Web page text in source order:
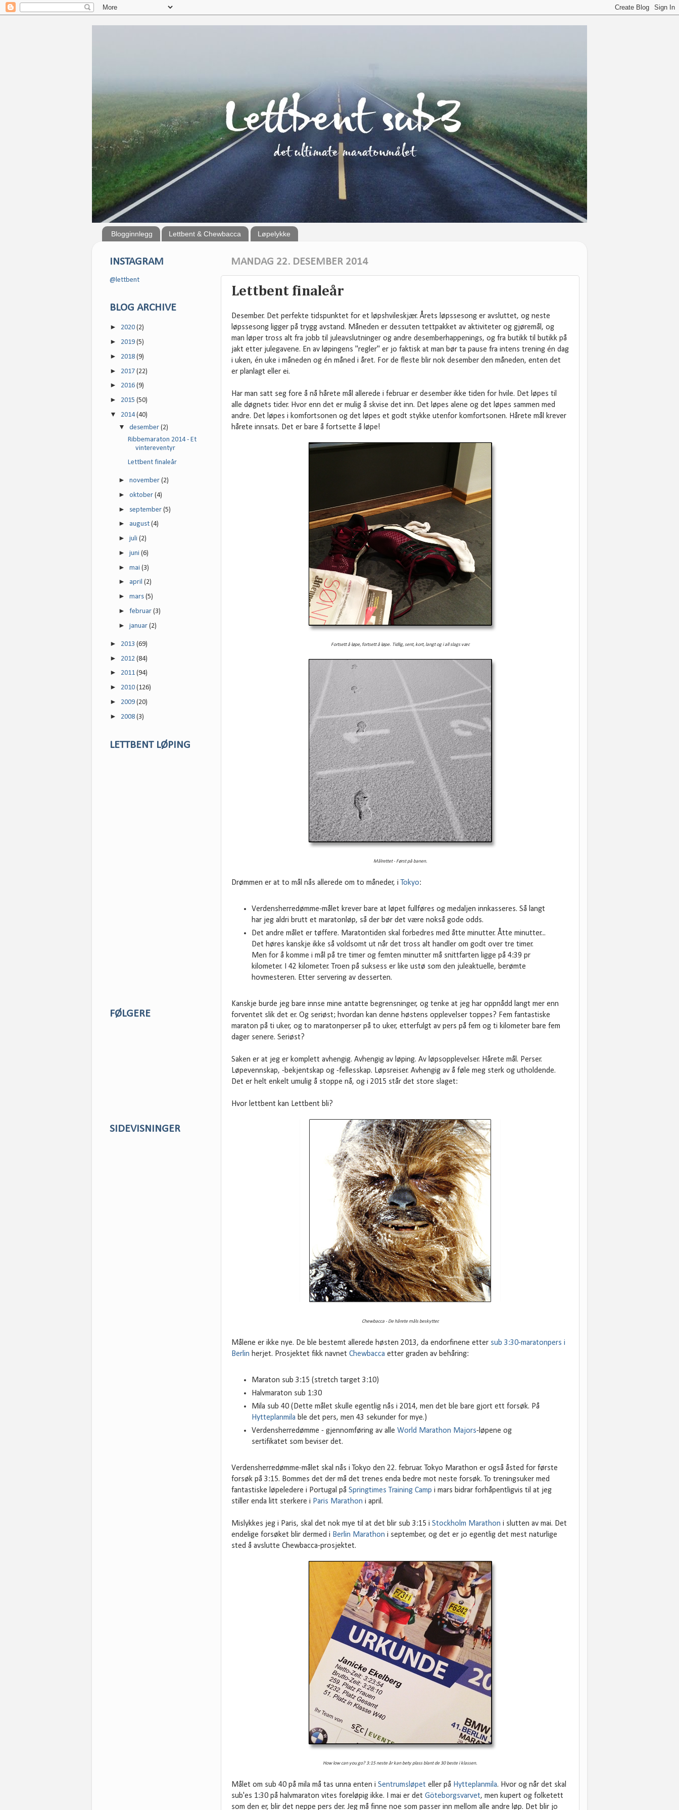
Blogginnlegg Lettbent & Chewbacca Løpelykke
MANDAG 22. DESEMBER 2014
Lettbent finaleår
Desember. Det perfekte tidspunktet for et løpshvileskjær. Årets løpssesong er avsluttet, og neste
løpssesong ligger på trygg avstand. Måneden er dessuten tettpakket av aktiviteter og gjøremål, og
man løper tross alt fra jobb til juleavslutninger og andre desemberhappenings, og fra butikk til butikk på
jakt etter julegavene. En av løpingens "regler" er jo faktisk at man bør ta pause fra intens trening én dag
i uken, én uke i måneden og én måned i året. For de fleste blir nok desember den måneden, enten det
er planlagt eller ei.
Har man satt seg fore å nå hårete mål allerede i februar er desember ikke tiden for hvile. Det løpes til
alle døgnets tider. Hvor enn det er mulig å skvise det inn. Det løpes alene og det løpes sammen med
andre. Det løpes i komfortsonen og det løpes et godt stykke utenfor komfortsonen. Hårete mål krever
hårete innsats. Det er bare å fortsette å løpe!
Fortsett å løpe, fortsett å løpe. Tidlig, sent, kort, langt og i all slags vær.
Målrettet - Først på banen.
Drømmen er at to mål nås allerede om to måneder, i Tokyo:
Verdensherredømme-målet krever bare at løpet fullføres og medaljen innkasseres. Så langt
har jeg aldri brutt et maratonløp, så der bør det være nokså gode odds.
Det andre målet er tøffere. Maratontiden skal forbedres med åtte minutter. Åtte minutter...
Det høres kanskje ikke så voldsomt ut når det tross alt handler om godt over tre timer.
Men for å komme i mål på tre timer og femten minutter må snittfarten ligge på 4:39 pr
kilometer. I 42 kilometer. Troen på suksess er like ustø som den juleaktuelle, berømte
hovmesteren. Etter servering av desserten.
Kanskje burde jeg bare innse mine antatte begrensninger, og tenke at jeg har oppnådd langt mer enn
forventet slik det er. Og seriøst; hvordan kan denne høstens opplevelser toppes? Fem fantastiske
maraton på ti uker, og to maratonperser på to uker, etterfulgt av pers på fem og ti kilometer bare fem
dager senere. Seriøst?
Saken er at jeg er komplett avhengig. Avhengig av løping. Av løpsopplevelser. Hårete mål. Perser.
Løpevennskap, -bekjentskap og -fellesskap. Løpsreiser. Avhengig av å føle meg sterk og utholdende.
Det er helt enkelt umulig å stoppe nå, og i 2015 står det store slaget:
Hvor lettbent kan Lettbent bli?
Chewbacca - De hårete måls beskytter.
Målene er ikke nye. De ble bestemt allerede høsten 2013, da endorfinene etter sub 3:30-maratonpers i
Berlin herjet. Prosjektet fikk navnet Chewbacca etter graden av behåring:
Maraton sub 3:15 (stretch target 3:10)
Halvmaraton sub 1:30
Mila sub 40 (Dette målet skulle egentlig nås i 2014, men det ble bare gjort ett forsøk. På
Hytteplanmila ble det pers, men 43 sekunder for mye.)
Verdensherredømme - gjennomføring av alle World Marathon Majors-løpene og
sertifikatet som beviser det.
Verdensherredømme-målet skal nås i Tokyo den 22. februar. Tokyo Marathon er også åsted for første
forsøk på 3:15. Bommes det der må det trenes enda bedre mot neste forsøk. To treningsuker med
fantastiske løpeledere i Portugal på Springtimes Training Camp i mars bidrar forhåpentligvis til at jeg
stiller enda litt sterkere i Paris Marathon i april.
Mislykkes jeg i Paris, skal det nok mye til at det blir sub 3:15 i Stockholm Marathon i slutten av mai. Det
endelige forsøket blir dermed i Berlin Marathon i september, og det er jo egentlig det mest naturlige
sted å avslutte Chewbacca-prosjektet.
How low can you go? 3:15 neste år kan bety plass blant de 30 beste i klassen.
Målet om sub 40 på mila må tas unna enten i Sentrumsløpet eller på Hytteplanmila. Hvor og når det skal
sub'es 1:30 på halvmaraton vites foreløpig ikke. I mai er det Göteborgsvarvet, men kupert og folketett
som den er, blir det neppe pers der. Jeg må finne noe som passer inn mellom alle andre løp. Det blir jo
INSTAGRAM
@lettbent
BLOG ARCHIVE
► 2020 (2)
► 2019 (5)
► 2018 (9)
► 2017 (22)
► 2016 (9)
► 2015 (50)
▼ 2014(40)
▼desember(2)
Ribbemaraton 2014 - Et
vintereventyr
Lettbent finaleår
►november(2)
►oktober(4)
► september(5)
►august(4)
►juli(2)
►juni(6)
►mai(3)
►april(2)
►mars(5)
►februar(3)
►januar(2)
► 2013 (69)
► 2012 (84)
► 2011 (94)
► 2010 (126)
► 2009 (20)
► 2008 (3)
LETTBENT LØPING
FØLGERE
SIDEVISNINGER